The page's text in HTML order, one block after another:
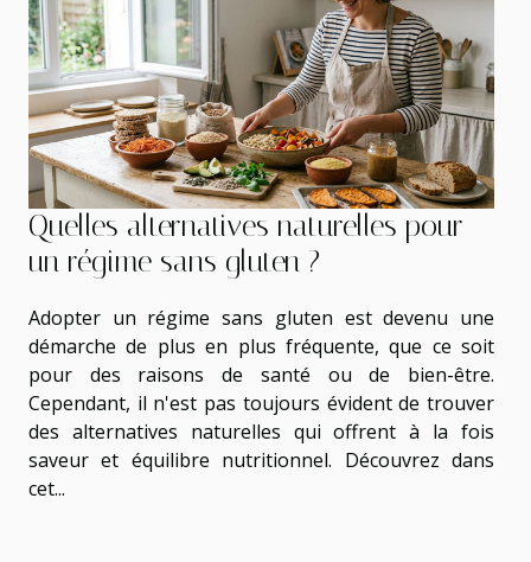
Quelles alternatives naturelles pour
un régime sans gluten ?
Adopter un régime sans gluten est devenu une
démarche de plus en plus fréquente, que ce soit
pour des raisons de santé ou de bien-être.
Cependant, il n'est pas toujours évident de trouver
des alternatives naturelles qui offrent à la fois
saveur et équilibre nutritionnel. Découvrez dans
cet...